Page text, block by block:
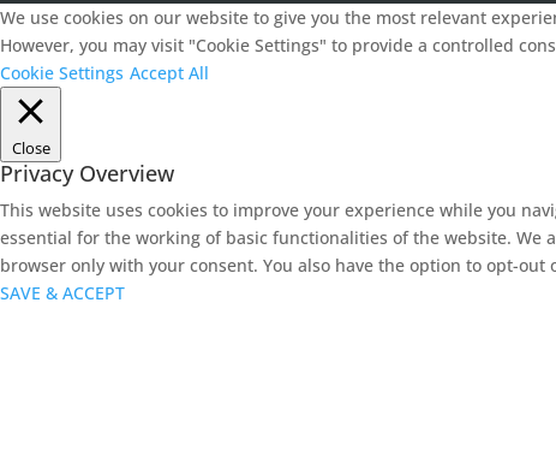
We use cookies on our website to give you the most relevant
However, you may visit "Cookie Settings" to provide a controlled
Cookie Settings Accept All
Close
Privacy Overview
This website uses cookies to improve your experience while you
essential for the working of basic functionalities of the website. We
browser only with your consent. You also have the option to opt-
SAVE & ACCEPT